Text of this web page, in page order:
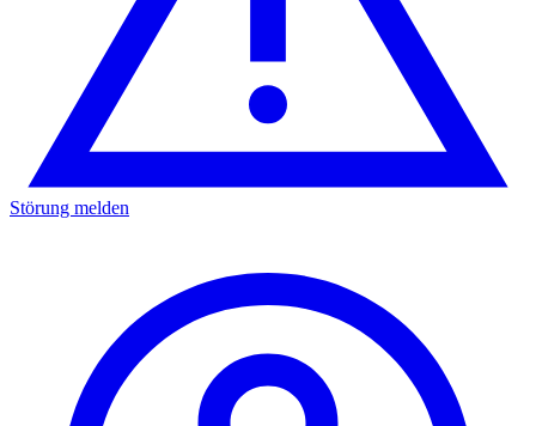
Störung melden